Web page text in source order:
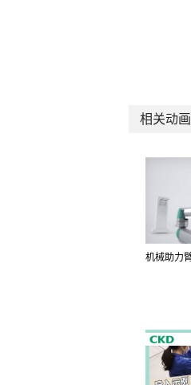
相关动画
机械助力